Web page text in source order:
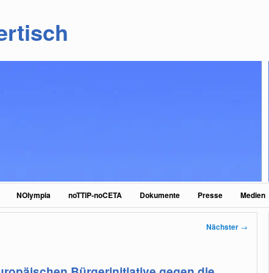
NOlympia noTTIP-noCETA Dokumente Presse Medien
Nächster →